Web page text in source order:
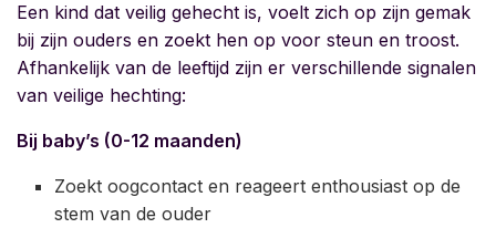
Een kind dat veilig gehecht is, voelt zich op zijn gemak
bij zijn ouders en zoekt hen op voor steun en troost.
Afhankelijk van de leeftijd zijn er verschillende signalen
van veilige hechting:
Bij baby’s (0-12 maanden)
Zoekt oogcontact en reageert enthousiast op de
stem van de ouder